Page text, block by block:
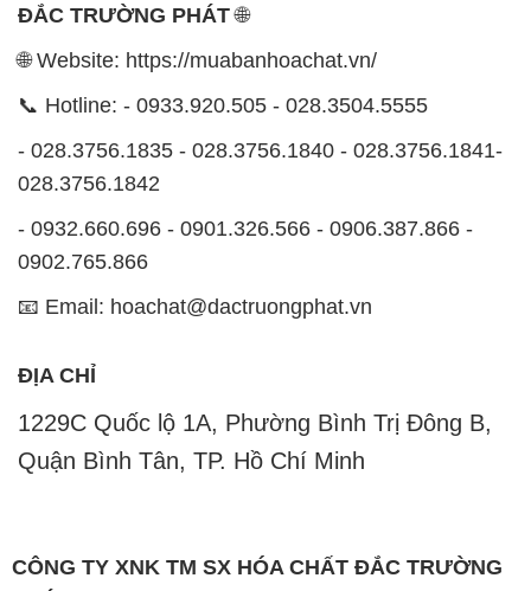
ĐẮC TRƯỜNG PHÁT🌐
🌐 Website: https://muabanhoachat.vn/
📞 Hotline: - 0933.920.505 - 028.3504.5555
- 028.3756.1835 - 028.3756.1840 - 028.3756.1841-
028.3756.1842
- 0932.660.696 - 0901.326.566 - 0906.387.866 -
0902.765.866
📧 Email: hoachat@dactruongphat.vn
ĐỊA CHỈ
1229C Quốc lộ 1A, Phường Bình Trị Đông B,
Quận Bình Tân, TP. Hồ Chí Minh
CÔNG TY XNK TM SX HÓA CHẤT ĐẮC TRƯỜNG